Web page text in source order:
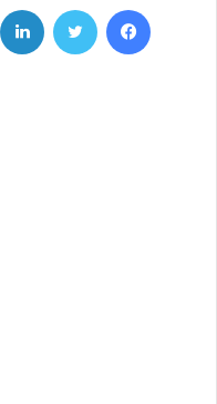
فيسبوك تويتر